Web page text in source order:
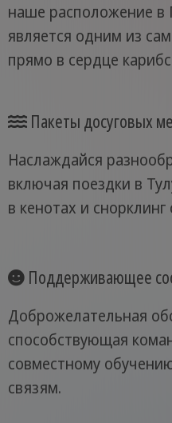
наше расположение в
является одним из
прямо в сердце
Пакеты досуговых
Наслаждайся
включая поездки в
в кенотах и
Поддерживающее
Доброжелательная
способствующая
совместному
связям.